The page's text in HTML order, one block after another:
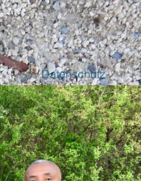
Datenschutz